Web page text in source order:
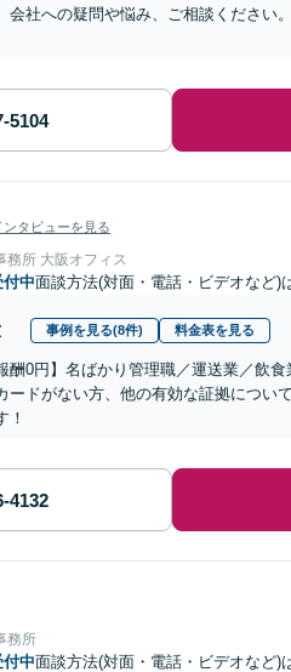
会社への疑問や悩み、ご相談ください
ンタビューを見る
務所 大阪オフィス
中面談方法(対面・電話・ビデオなど)
事例を見る(8件) 料金表を見る
酬0円】名ばかり管理職／運送業／飲
ードがない方、他の有効な証拠につい
！
務所
中面談方法(対面・電話・ビデオなど)